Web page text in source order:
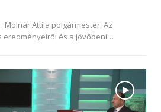
Molnár Attila polgármester. Az
és a jövőbeni…